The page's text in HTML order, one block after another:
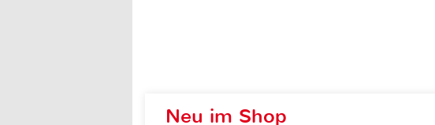
Neu im Shop